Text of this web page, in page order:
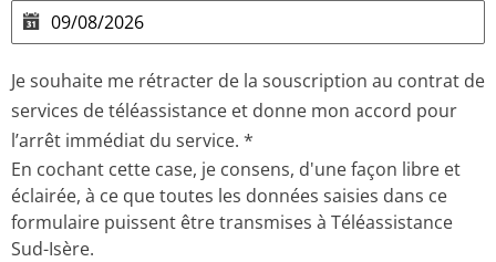
Je souhaite me rétracter de la souscription au contrat de
services de téléassistance et donne mon accord pour
l’arrêt immédiat du service. *
En cochant cette case, je consens, d'une façon libre et
éclairée, à ce que toutes les données saisies dans ce
formulaire puissent être transmises à Téléassistance
Sud-Isère.